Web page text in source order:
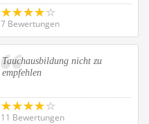
7 Bewertungen
Tauchausbildung nicht zu
empfehlen
11 Bewertungen